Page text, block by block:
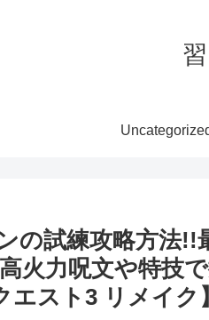
の試練攻略方法!!
火力呪文や特技
スト3 リメイク】